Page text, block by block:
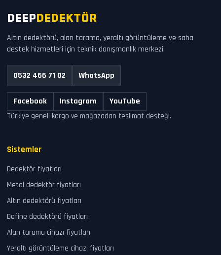
DEEP DEDEKTÖR
Altın dedektörü, alan tarama, yeraltı görüntüleme ve saha
destek hizmetleri için teknik danışmanlık merkezi.
0532 466 71 02 WhatsApp
Facebook Instagram YouTube
Türkiye geneli kargo ve mağazadan teslimat desteği.
Sistemler
Dedektör fiyatları
Metal dedektör fiyatları
Altın dedektörü fiyatları
Define dedektörü fiyatları
Alan tarama cihazı fiyatları
Yeraltı görüntüleme cihazı fiyatları